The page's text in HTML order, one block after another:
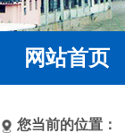
网站首页
您当前的位置：